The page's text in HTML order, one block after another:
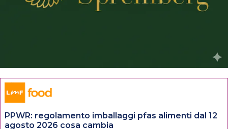
PPWR: regolamento imballaggi pfas alimenti dal 12
agosto 2026 cosa cambia